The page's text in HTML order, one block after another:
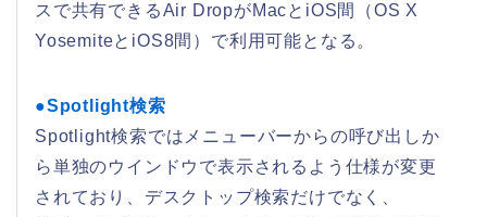
スで共有できるAir DropがMacとiOS間（OS X
YosemiteとiOS8間）で利用可能となる。
●Spotlight検索
Spotlight検索ではメニューバーからの呼び出しか
ら単独のウインドウで表示されるよう仕様が変更
されており、デスクトップ検索だけでなく、